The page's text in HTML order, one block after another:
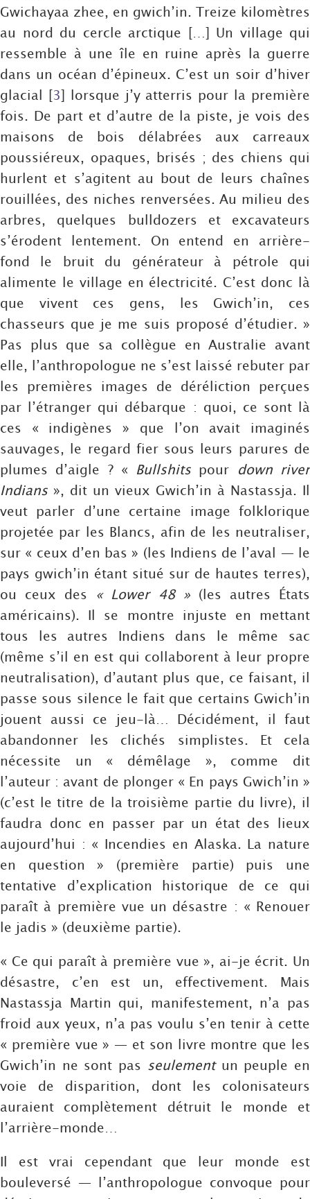
Gwichayaa zhee, en gwich’in. Treize kilomètres
au nord du cercle arctique […] Un village qui
ressemble à une île en ruine après la guerre
dans un océan d’épineux. C’est un soir d’hiver
glacial [3] lorsque j’y atterris pour la première
fois. De part et d’autre de la piste, je vois des
maisons de bois délabrées aux carreaux
poussiéreux, opaques, brisés ; des chiens qui
hurlent et s’agitent au bout de leurs chaînes
rouillées, des niches renversées. Au milieu des
arbres, quelques bulldozers et excavateurs
s’érodent lentement. On entend en arrière-
fond le bruit du générateur à pétrole qui
alimente le village en électricité. C’est donc là
que vivent ces gens, les Gwich’in, ces
chasseurs que je me suis proposé d’étudier. »
Pas plus que sa collègue en Australie avant
elle, l’anthropologue ne s’est laissé rebuter par
les premières images de déréliction perçues
par l’étranger qui débarque : quoi, ce sont là
ces « indigènes » que l’on avait imaginés
sauvages, le regard fier sous leurs parures de
plumes d’aigle ? « Bullshits pour down river
Indians », dit un vieux Gwich’in à Nastassja. Il
veut parler d’une certaine image folklorique
projetée par les Blancs, afin de les neutraliser,
sur « ceux d’en bas » (les Indiens de l’aval — le
pays gwich’in étant situé sur de hautes terres),
ou ceux des « Lower 48 »(les autres États
américains). Il se montre injuste en mettant
tous les autres Indiens dans le même sac
(même s’il en est qui collaborent à leur propre
neutralisation), d’autant plus que, ce faisant, il
passe sous silence le fait que certains Gwich’in
jouent aussi ce jeu-là… Décidément, il faut
abandonner les clichés simplistes. Et cela
nécessite un « démêlage », comme dit
l’auteur : avant de plonger « En pays Gwich’in »
(c’est le titre de la troisième partie du livre), il
faudra donc en passer par un état des lieux
aujourd’hui : « Incendies en Alaska. La nature
en question » (première partie) puis une
tentative d’explication historique de ce qui
paraît à première vue un désastre : « Renouer
le jadis » (deuxième partie).
« Ce qui paraît à première vue », ai-je écrit. Un
désastre, c’en est un, effectivement. Mais
Nastassja Martin qui, manifestement, n’a pas
froid aux yeux, n’a pas voulu s’en tenir à cette
« première vue » — et son livre montre que les
Gwich’in ne sont pas seulementun peuple en
voie de disparition, dont les colonisateurs
auraient complètement détruit le monde et
l’arrière-monde…
Il est vrai cependant que leur monde est
bouleversé — l’anthropologue convoque pour